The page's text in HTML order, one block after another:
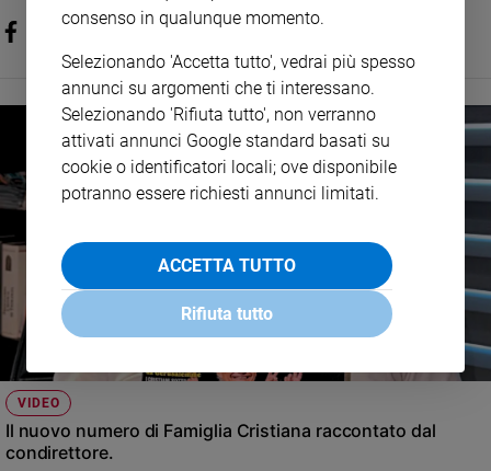
VIDEO
Il nuovo numero di Famiglia Cristiana raccontato dal
condirettore.
consenso in qualunque momento.
Selezionando 'Accetta tutto', vedrai più spesso
annunci su argomenti che ti interessano.
Selezionando 'Rifiuta tutto', non verranno
attivati annunci Google standard basati su
cookie o identificatori locali; ove disponibile
potranno essere richiesti annunci limitati.
ACCETTA TUTTO
Rifiuta tutto